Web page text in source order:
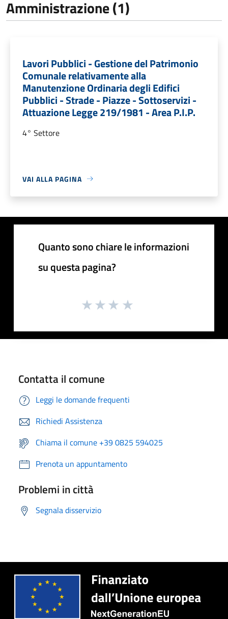
Amministrazione (1)
Lavori Pubblici - Gestione del Patrimonio
Comunale relativamente alla
Manutenzione Ordinaria degli Edifici
Pubblici - Strade - Piazze - Sottoservizi -
Attuazione Legge 219/1981 - Area P.I.P.
4° Settore
VAI ALLA PAGINA
Quanto sono chiare le informazioni
su questa pagina?
Contatta il comune
Leggi le domande frequenti
Richiedi Assistenza
Chiama il comune +39 0825 594025
Prenota un appuntamento
Problemi in città
Segnala disservizio